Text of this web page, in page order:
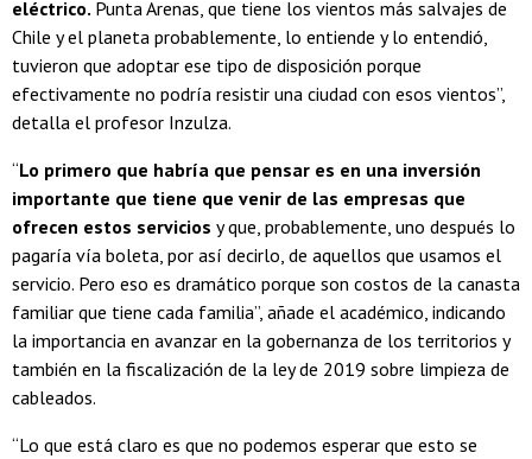
eléctrico. Punta Arenas, que tiene los vientos más salvajes de
Chile y el planeta probablemente, lo entiende y lo entendió,
tuvieron que adoptar ese tipo de disposición porque
efectivamente no podría resistir una ciudad con esos vientos”,
detalla el profesor Inzulza.
“Lo primero que habría que pensar es en una inversión
importante que tiene que venir de las empresas que
ofrecen estos servicios y que, probablemente, uno después lo
pagaría vía boleta, por así decirlo, de aquellos que usamos el
servicio. Pero eso es dramático porque son costos de la canasta
familiar que tiene cada familia”, añade el académico, indicando
la importancia en avanzar en la gobernanza de los territorios y
también en la fiscalización de la ley de 2019 sobre limpieza de
cableados.
“Lo que está claro es que no podemos esperar que esto se